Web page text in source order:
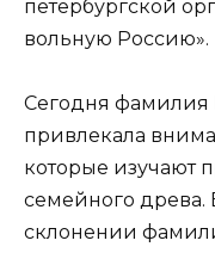
петербургской
вольную Россию».
Сегодня фамилия
привлекала
которые изучают
семейного древа.
склонении